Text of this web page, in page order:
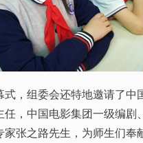
式，组委会还特地邀请了中
任，中国电影集团一级编剧
张之路先生，为师生们奉